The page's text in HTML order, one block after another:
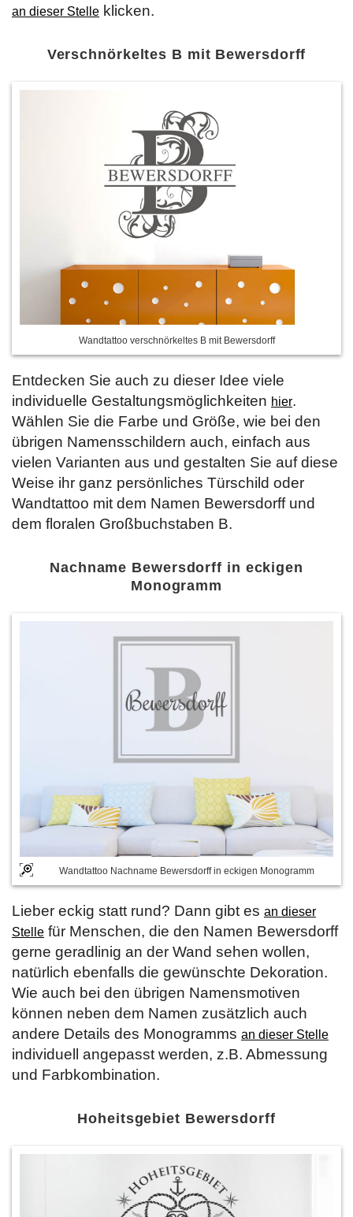
an dieser Stelle klicken.
Verschnörkeltes B mit Bewersdorff
Wandtattoo verschnörkeltes B mit Bewersdorff
Entdecken Sie auch zu dieser Idee viele
individuelle Gestaltungsmöglichkeiten hier.
Wählen Sie die Farbe und Größe, wie bei den
übrigen Namensschildern auch, einfach aus
vielen Varianten aus und gestalten Sie auf diese
Weise ihr ganz persönliches Türschild oder
Wandtattoo mit dem Namen Bewersdorff und
dem floralen Großbuchstaben B.
Nachname Bewersdorff in eckigen
Monogramm
Wandtattoo Nachname Bewersdorff in eckigen Monogramm
Lieber eckig statt rund? Dann gibt es an dieser
Stelle für Menschen, die den Namen Bewersdorff
gerne geradlinig an der Wand sehen wollen,
natürlich ebenfalls die gewünschte Dekoration.
Wie auch bei den übrigen Namensmotiven
können neben dem Namen zusätzlich auch
andere Details des Monogramms an dieser Stelle
individuell angepasst werden, z.B. Abmessung
und Farbkombination.
Hoheitsgebiet Bewersdorff